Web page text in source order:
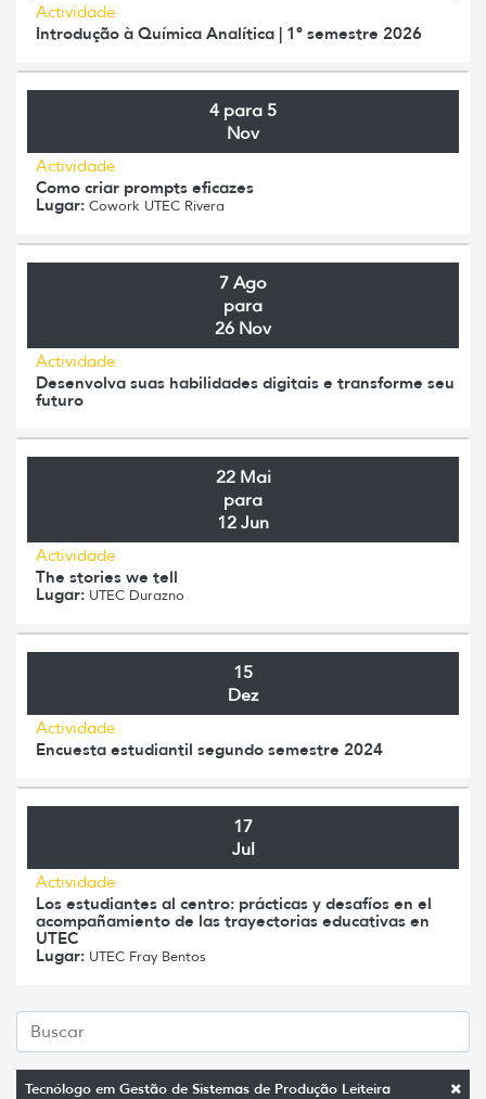
Tecnólogo em Gestão de Sistemas de Produção Leiteira
Actividade
Introdução à Química Analítica | 1º semestre 2026
4 para 5
Nov
Actividade
Como criar prompts eficazes
Lugar: Cowork UTEC Rivera
7 Ago
para
26 Nov
Actividade
Desenvolva suas habilidades digitais e transforme seu
futuro
22 Mai
para
12 Jun
Actividade
The stories we tell
Lugar: UTEC Durazno
15
Dez
Actividade
Encuesta estudiantil segundo semestre 2024
17
Jul
Actividade
Los estudiantes al centro: prácticas y desafíos en el
acompañamiento de las trayectorias educativas en
UTEC
Lugar: UTEC Fray Bentos